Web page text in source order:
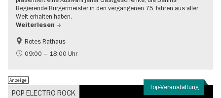
Regierende Bürgermeister in den vergangenen 75 Jahren aus aller
Welt erhalten haben.
Weiterlesen
Geschichte
Gratis
Rotes Rathaus
09:00 – 18:00 Uhr
Top-Veranstaltung
POP ELECTRO ROCK
Anzeige